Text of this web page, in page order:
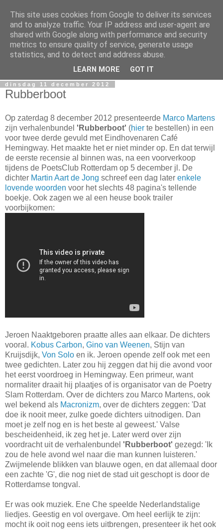
Miguel Santos
Ergens in Rotterdam. Waarschijnlijk in de nacht. Pen en
dinsdag 11 december 2012
Rubberboot
Op zaterdag 8 december 2012 presenteerde Marco Martens
zijn verhalenbundel 'Rubberboot' (hier te bestellen) in een
voor twee derde gevuld met Eindhovenaren Café
Hemingway. Het maakte het er niet minder op. En dat terwijl
de eerste recensie al binnen was, na een voorverkoop
tijdens de PoetsClub Rotterdam op 5 december jl. De
dichter Martin Aart de Jong schreef een dag later enkele
lovende woorden voor het slechts 48 pagina's tellende
boekje. Ook zagen we al een heuse book trailer
voorbijkomen:
Jeroen Naaktgeboren praatte alles aan elkaar. De dichters
vooral. Kobus Carbon, Gino van Weenen, Stijn van
Kruijsdijk, Von Solo en ik. Jeroen opende zelf ook met een
twee gedichten. Later zou hij zeggen dat hij die avond voor
het eerst voordroeg in Hemingway. Een primeur, want
normaliter draait hij plaatjes of is organisator van de Poetry
Slam Rotterdam. Over de dichters zou Marco Martens, ook
wel bekend als Macronizm, over de dichters zeggen: 'Dat
doe ik nooit meer, zulke goede dichters uitnodigen. Dan
moet je zelf nog en is het beste al geweest.' Valse
bescheidenheid, ik zeg het je. Later werd over zijn
voordracht uit de verhalenbundel 'Rubberboot' gezegd: 'Ik
zou de hele avond wel naar die man kunnen luisteren.'
Zwijmelende blikken van blauwe ogen, en dat allemaal door
een zachte 'G', die nog niet de stad uit geschopt is door de
Rotterdamse tongval.
Er was ook muziek. Ene Che speelde Nederlandstalige
liedjes. Geestig en vol overgave. Om heel eerlijk te zijn:
mocht ik ooit nog eens iets uitbrengen, presenteer ik het ook
This site uses cookies from Google to deliver its services
and to analyze traffic. Your IP address and user-agent are
shared with Google along with performance and security
metrics to ensure quality of service, generate usage
statistics, and to detect and address abuse.
LEARN MORE GOT IT